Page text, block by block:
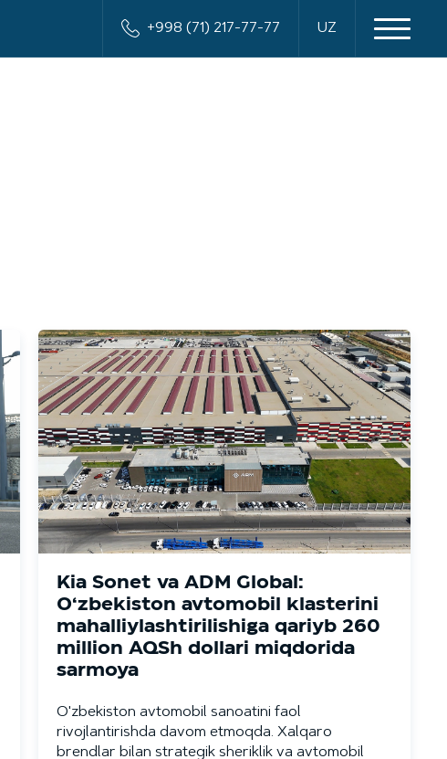
+998 (71) 217-77-77 UZ
Kia Sonet va ADM Global:
O‘zbekiston avtomobil klasterini
mahalliylashtirilishiga qariyb 260
million AQSh dollari miqdorida
sarmoya
O'zbekiston avtomobil sanoatini faol
rivojlantirishda davom etmoqda. Xalqaro
brendlar bilan strategik sheriklik va avtomobil